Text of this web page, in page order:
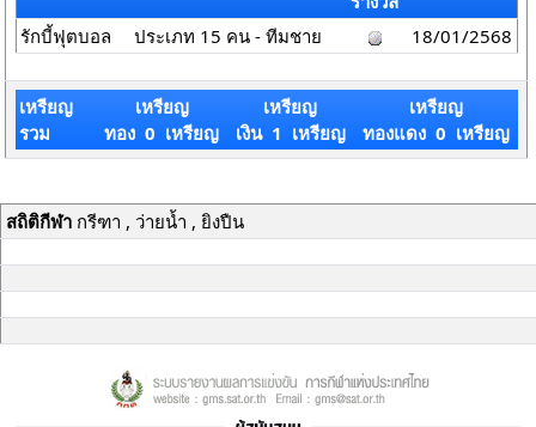
รักบี้ฟุตบอล ประเภท 15 คน - ทีมชาย 18/01/2568
เหรียญ
รวม
เหรียญ
ทอง 0 เหรียญ
เหรียญ
เงิน 1 เหรียญ
เหรียญ
ทองแดง 0 เหรียญ
สถิติกีฬากรีฑา , ว่ายน้ำ , ยิงปืน